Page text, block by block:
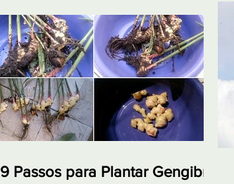
9 Passos para Plantar Gengibre